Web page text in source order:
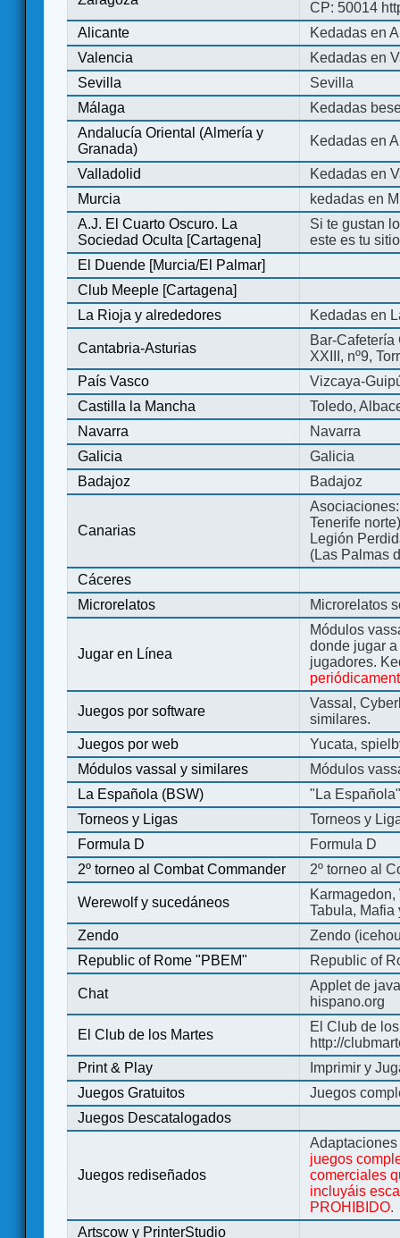
CP: 50014
Alicante
Kedadas en
Valencia
Kedadas en
Sevilla
Sevilla
Málaga
Kedadas
Andalucía Oriental (Almería y
Granada)
Kedadas en
Valladolid
Kedadas en
Murcia
kedadas en
A.J. El Cuarto Oscuro. La
Sociedad Oculta [Cartagena]
Si te gustan
este es tu
El Duende [Murcia/El Palmar]
Club Meeple [Cartagena]
La Rioja y alrededores
Kedadas en
Cantabria-Asturias
Bar-
XXIII, nº9,
País Vasco
Vizcaya-
Castilla la Mancha
Toledo,
Navarra
Navarra
Galicia
Galicia
Badajoz
Badajoz
Canarias
Tenerife
Legión
(Las Palmas
Cáceres
Microrelatos
Microrelatos
Jugar en Línea
Módulos
donde jugar
jugadores.
Juegos por software
Vassal,
similares.
Juegos por web
Yucata,
Módulos vassal y similares
Módulos
La Española (BSW)
"La
Torneos y Ligas
Torneos y
Formula D
Formula D
2º torneo al Combat Commander
2º torneo al
Werewolf y sucedáneos
Tabula, Mafia
Zendo
Zendo
Republic of Rome "PBEM"
Republic of
Chat
Applet de
hispano.org
El Club de los Martes
El Club de
http://
Print & Play
Imprimir y
Juegos Gratuitos
Juegos
Juegos Descatalogados
Juegos rediseñados
juegos
comerciales
incluyáis
PROHIBIDO.
Artscow y PrinterStudio